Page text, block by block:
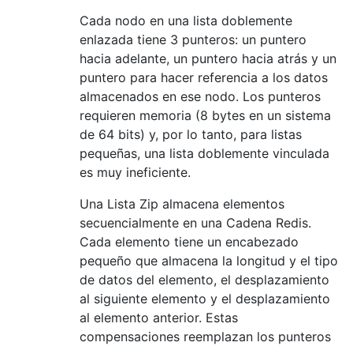
Cada nodo en una lista doblemente
enlazada tiene 3 punteros: un puntero
hacia adelante, un puntero hacia atrás y un
puntero para hacer referencia a los datos
almacenados en ese nodo. Los punteros
requieren memoria (8 bytes en un sistema
de 64 bits) y, por lo tanto, para listas
pequeñas, una lista doblemente vinculada
es muy ineficiente.
Una Lista Zip almacena elementos
secuencialmente en una Cadena Redis.
Cada elemento tiene un encabezado
pequeño que almacena la longitud y el tipo
de datos del elemento, el desplazamiento
al siguiente elemento y el desplazamiento
al elemento anterior. Estas
compensaciones reemplazan los punteros